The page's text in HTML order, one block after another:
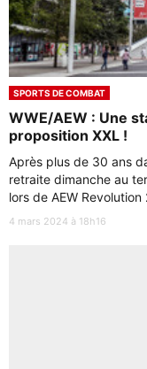
SPORTS DE COMBAT
WWE/AEW : Une
proposition XXL !
Après plus de 30 ans
retraite dimanche au
lors de AEW
4 mars 2024 à 18h16